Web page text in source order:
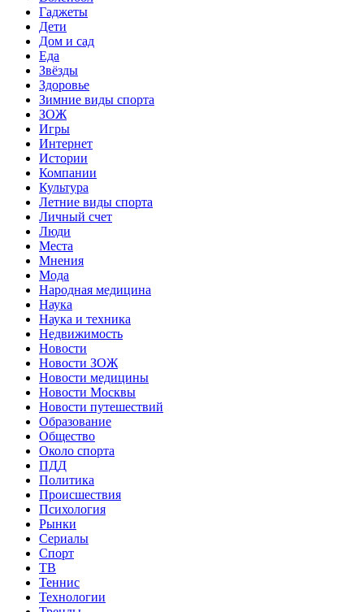
Гаджеты
Дети
Дом и сад
Еда
Звёзды
Здоровье
Зимние виды спорта
ЗОЖ
Игры
Интернет
Истории
Компании
Культура
Летние виды спорта
Личный счет
Люди
Места
Мнения
Мода
Народная медицина
Наука
Наука и техника
Недвижимость
Новости
Новости ЗОЖ
Новости медицины
Новости Москвы
Новости путешествий
Образование
Общество
Около спорта
ПДД
Политика
Происшествия
Психология
Рынки
Сериалы
Спорт
ТВ
Теннис
Технологии